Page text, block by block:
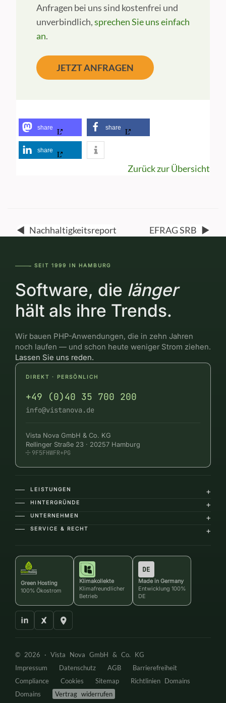
Anfragen bei uns sind kostenfrei und
unverbindlich,sprechen Sie uns einfach
an.
JETZT ANFRAGEN
share share
share
Zurück zur Übersicht
◀ Nachhaltigkeitsreport EFRAG SRB ▶
―――-- SEIT 1999 IN HAMBURG
Software, die länger
hält als ihre Trends.
Wir bauen PHP-Anwendungen, die in zehn Jahren
noch laufen — und schon heute weniger Strom ziehen.
Lassen Sie uns reden.
DIREKT · PERSÖNLICH
+49 (0)40 35 700 200
info@vistanova.de
Vista Nova GmbH & Co. KG
Rellinger Straße 23 · 20257 Hamburg
9F5FHWFR+PG
―― LEISTUNGEN +
―― HINTERGRÜNDE +
―― UNTERNEHMEN +
―― SERVICE & RECHT +
Green Hosting
100% Ökostrom
Klimakollekte
Klimafreundlicher
Betrieb
Made in Germany
Entwicklung 100%
DE
© 2026 · Vista Nova GmbH & Co. KG
Impressum
Datenschutz AGB
Barrierefreiheit
Compliance
Cookies Sitemap
Richtlinien Domains
Domains
Vertrag widerrufen